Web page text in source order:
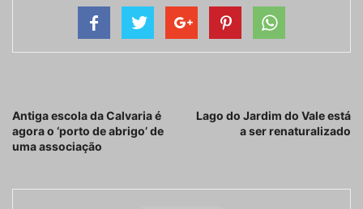
Antiga escola da Calvaria é
agora o ‘porto de abrigo’ de
uma associação
Lago do Jardim do Vale está
a ser renaturalizado